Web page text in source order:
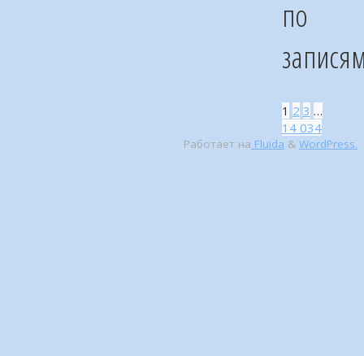
по
1 2 3 …
14 034
Работает на Fluida & WordPress.